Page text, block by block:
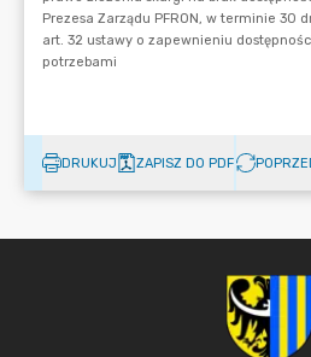
DRUKUJ ZAPISZ DO PDF